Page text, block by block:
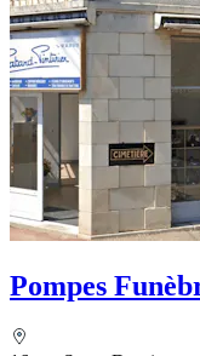
Pompes